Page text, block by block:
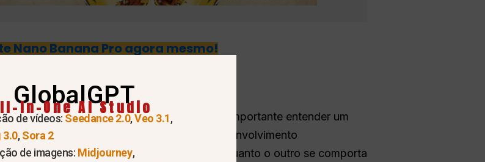
Nano Banana Pro agora mesmo!
de geração de imagens por IA, é importante entender um
representam duas direções de desenvolvimento
como um “motor de produtividade”, enquanto o outro se comporta
GlobalGPT
In-One AI Studio
de vídeos: Seedance 2.0,Veo 3.1,
3.0,Sora 2
de imagens: Midjourney,